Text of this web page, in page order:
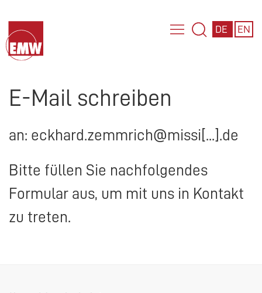
DE EN
E-Mail schreiben
an: eckhard.zemmrich@missi[...].de
Bitte füllen Sie nachfolgendes
Formular aus, um mit uns in Kontakt
zu treten.